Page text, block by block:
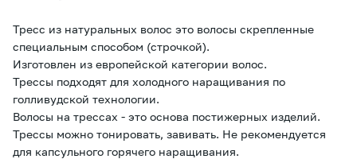
Тресс из натуральных волос это волосы скрепленные
специальным способом (строчкой).
Изготовлен из европейской категории волос.
Трессы подходят для холодного наращивания по
голливудской технологии.
Волосы на трессах - это основа постижерных изделий.
Трессы можно тонировать, завивать. Не рекомендуется
для капсульного горячего наращивания.